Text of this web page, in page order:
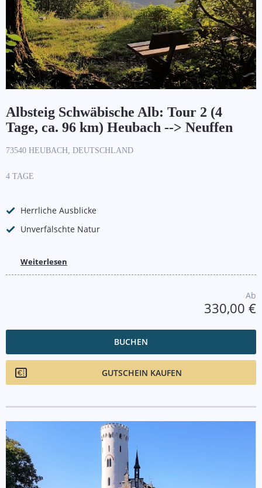
Albsteig Schwäbische Alb: Tour 2 (4
Tage, ca. 96 km) Heubach --> Neuffen
73540 HEUBACH, DEUTSCHLAND
4 TAGE
Herrliche Ausblicke
Unverfälschte Natur
Weiterlesen
Ab
330,00 €
BUCHEN
GUTSCHEIN KAUFEN